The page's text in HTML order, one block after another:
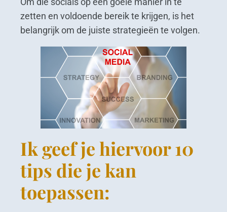
zetten en voldoende bereik te krijgen, is het
belangrijk om de juiste strategieën te volgen.
Ik geef je hiervoor 10
tips die je kan
toepassen: